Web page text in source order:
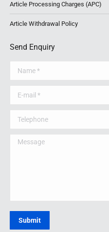
Article Processing Charges (APC)
Article Withdrawal Policy
Send Enquiry
Message
Submit